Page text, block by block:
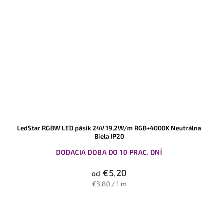
LedStar RGBW LED pásik 24V 19,2W/m RGB+4000K Neutrálna
Biela IP20
DODACIA DOBA DO 10 PRAC. DNÍ
od €5,20
€3,80 / 1 m